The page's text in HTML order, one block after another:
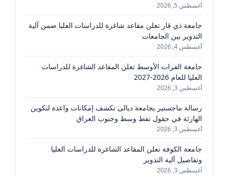
أغسطس 5, 2026
جامعة ذي قار تعلن مقاعد شاغرة للدراسات العليا ضمن آلية
التدوير بين الجامعات
أغسطس 4, 2026
جامعة الفرات الأوسط تعلن المقاعد الشاغرة للدراسات
العليا للعام 2026-2027
أغسطس 3, 2026
رسالة ماجستير بجامعة ديالى تكشف إمكانات واعدة لتكوين
الهارثة في حقول نفط وسط وجنوب العراق
أغسطس 3, 2026
جامعة الكوفة تعلن المقاعد الشاغرة للدراسات العليا
وتفاصيل آلية التدوير
أغسطس 3, 2026